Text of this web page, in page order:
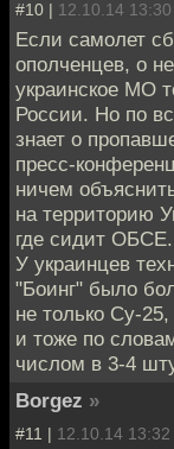
#10 | 12.10.14 13:30
Если самолет
ополченцев, о
украинское МО
России. Но по
знает о
пресс-
ничем
на территорию
где сидит ОБСЕ.
У украинцев
"Боинг" было
не только Су-
и тоже по
числом в 3-4
Borgez »
#11 | 12.10.14 13:32